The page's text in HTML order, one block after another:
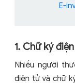
E-
1. Chữ ký
Nhiều người
điện tử và chữ